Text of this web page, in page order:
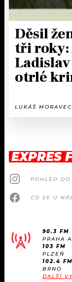
Děsil
tři roky:
otrlé
LUKÁŠ
EXPRES
POHLED
CO SE U
90.3 FM
PRAHA
103 FM
PLZEŇ
102.4 FM
BRNO
DALŠÍ